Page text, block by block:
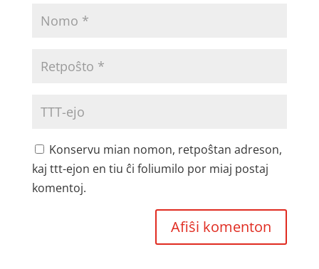
Konservu mian nomon, retpoŝtan adreson,
kaj ttt-ejon en tiu ĉi foliumilo por miaj postaj
komentoj.